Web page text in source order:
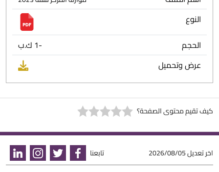
النوع
الحجم
-1 ك.ب
عرض وتحميل
كيف تقيم محتوى الصفحة؟
اخر تعديل2026/08/05 تابعنا